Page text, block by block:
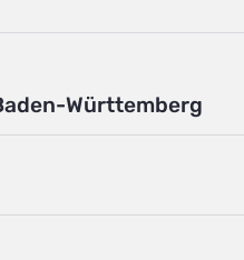
Württemberg